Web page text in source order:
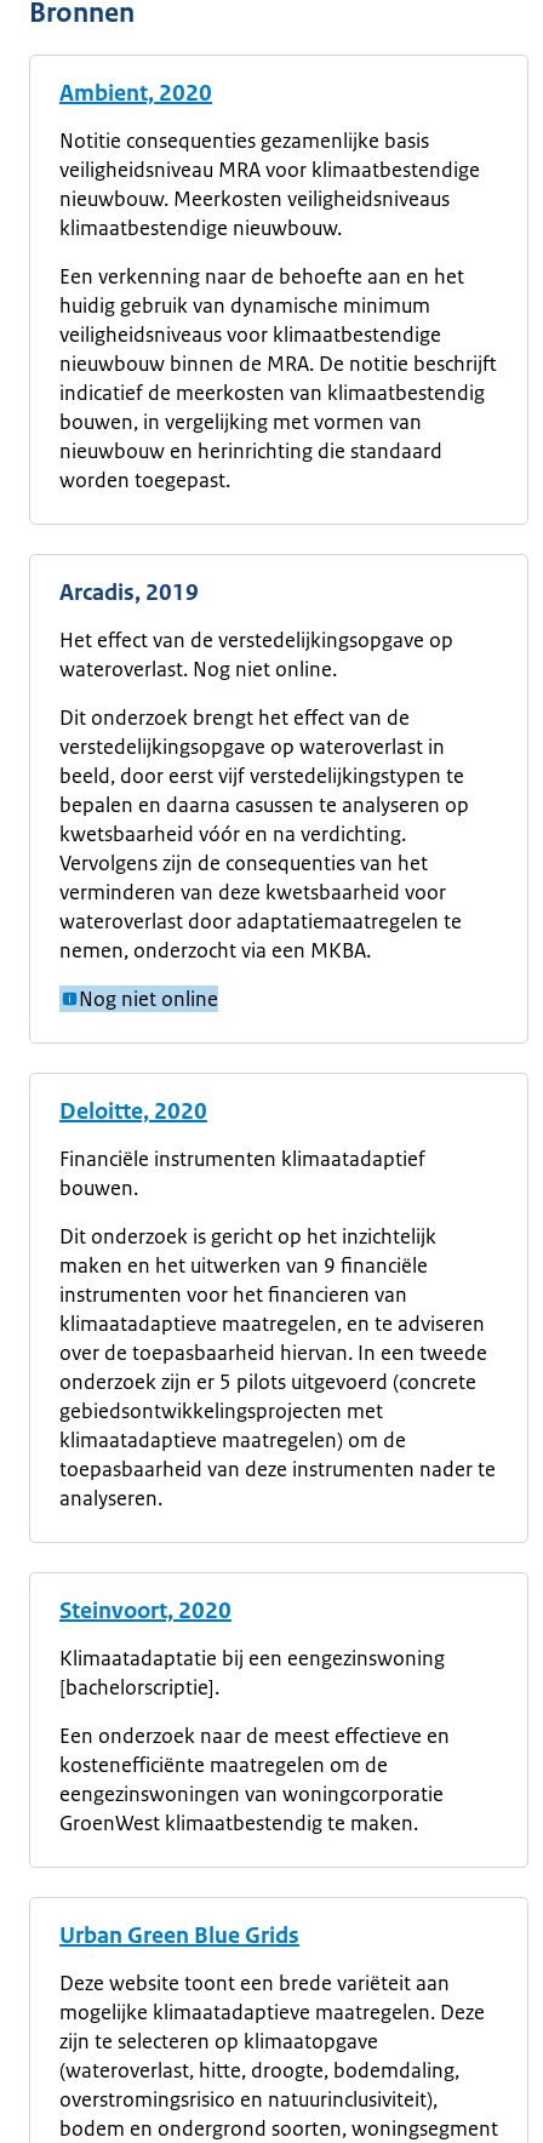
Bronnen
Ambient, 2020
Notitie consequenties gezamenlijke basis
veiligheidsniveau MRA voor klimaatbestendige
nieuwbouw. Meerkosten veiligheidsniveaus
klimaatbestendige nieuwbouw.
Een verkenning naar de behoefte aan en het
huidig gebruik van dynamische minimum
veiligheidsniveaus voor klimaatbestendige
nieuwbouw binnen de MRA. De notitie beschrijft
indicatief de meerkosten van klimaatbestendig
bouwen, in vergelijking met vormen van
nieuwbouw en herinrichting die standaard
worden toegepast.
Arcadis, 2019
Het effect van de verstedelijkingsopgave op
wateroverlast. Nog niet online.
Dit onderzoek brengt het effect van de
verstedelijkingsopgave op wateroverlast in
beeld, door eerst vijf verstedelijkingstypen te
bepalen en daarna casussen te analyseren op
kwetsbaarheid vóór en na verdichting.
Vervolgens zijn de consequenties van het
verminderen van deze kwetsbaarheid voor
wateroverlast door adaptatiemaatregelen te
nemen, onderzocht via een MKBA.
Nog niet online
Deloitte, 2020
Financiële instrumenten klimaatadaptief
bouwen.
Dit onderzoek is gericht op het inzichtelijk
maken en het uitwerken van 9 financiële
instrumenten voor het financieren van
klimaatadaptieve maatregelen, en te adviseren
over de toepasbaarheid hiervan. In een tweede
onderzoek zijn er 5 pilots uitgevoerd (concrete
gebiedsontwikkelingsprojecten met
klimaatadaptieve maatregelen) om de
toepasbaarheid van deze instrumenten nader te
analyseren.
Steinvoort, 2020
Klimaatadaptatie bij een eengezinswoning
[bachelorscriptie].
Een onderzoek naar de meest effectieve en
kostenefficiënte maatregelen om de
eengezinswoningen van woningcorporatie
GroenWest klimaatbestendig te maken.
Urban Green Blue Grids
Deze website toont een brede variëteit aan
mogelijke klimaatadaptieve maatregelen. Deze
zijn te selecteren op klimaatopgave
(wateroverlast, hitte, droogte, bodemdaling,
overstromingsrisico en natuurinclusiviteit),
bodem en ondergrond soorten, woningsegment